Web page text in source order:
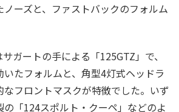
ーズと、ファストバックのフォルム
ガートの手による「125GTZ」で、
いたフォルムと、角型4灯式ヘッドラ
なフロントマスクが特徴でした。いず
「124スポルト・クーペ」などのよ